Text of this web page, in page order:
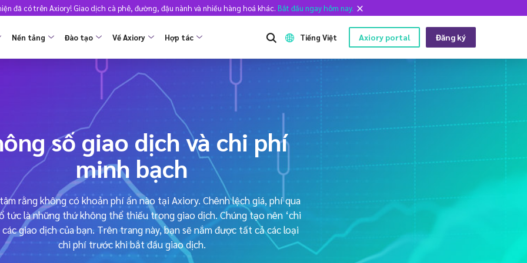
đã có trên Axiory! Giao dịch cà phê, đường, đậu nành và nhiều hàng hoá khác. Bắt đầu ngay hôm nay.
Thông số giao dịch
Đòn bẩy
Bảo vệ số dư âm
Máy tính
Thống kê giao dịch
Lịch nghỉ lễ giao dịch
nghiệp
giáo
MỚI
BẮT ĐẦU
Mở tài khoản thực
Xác minh thông minh và nhanh chóng
Nền tảng
MetaTrader 5
cTrader
Axiory App MỚI
CÔNG CỤ GIAO DỊCH
Chỉ báo Strike
Chỉ báo tùy chỉnh
Lịch kinh tế
Tín hiệu giao dịch MỚI
Dữ liệu lịch sử Metatrader
Hướng dẫn cài đặt MT4
Hướng dẫn cài đặt MT5
Hướng dẫn cài đặt cTrader
Đào tạo
Học viện giao dịch Axiory
Làm thế nào để
PHÂN TÍCH
Về Axiory
TẠI SAO NÊN CHỌN AXIORY
Giấy phép và đăng ký
Tính minh bạch và an toàn
Giải thưởng toàn cầu
Chúng tôi là ai
Tài liệu pháp lý
Câu hỏi thường gặp
Liên hệ với chúng tôi
Hợp tác Tiếng Việt Axiory portal Đăng ký
số giao dịch và chi phí
minh bạch
rằng không có khoản phí ẩn nào tại Axiory. Chênh lệch giá, phí qua
tức là những thứ không thể thiếu trong giao dịch. Chúng tạo nên ‘chi
các giao dịch của bạn. Trên trang này, bạn sẽ nắm được tất cả các loại
chi phí trước khi bắt đầu giao dịch.